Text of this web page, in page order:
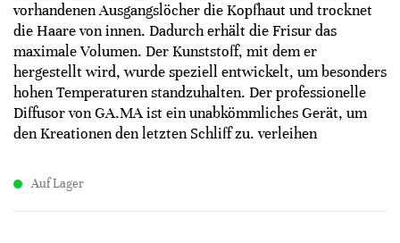
vorhandenen Ausgangslöcher die Kopfhaut und trocknet
die Haare von innen. Dadurch erhält die Frisur das
maximale Volumen. Der Kunststoff, mit dem er
hergestellt wird, wurde speziell entwickelt, um besonders
hohen Temperaturen standzuhalten. Der professionelle
Diffusor von GA.MA ist ein unabkömmliches Gerät, um
den Kreationen den letzten Schliff zu. verleihen
Auf Lager